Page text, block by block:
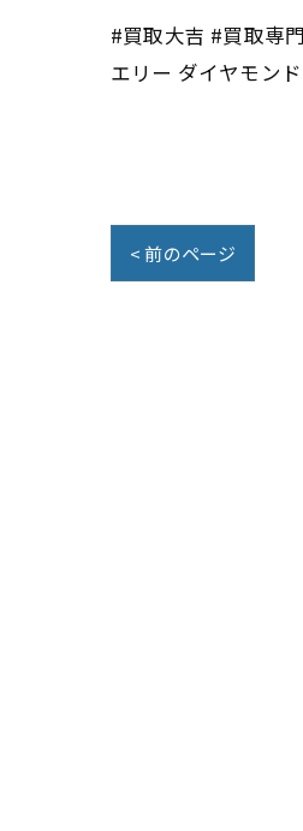
#買取大吉 #買取専
エリー ダイヤモン
< 前のページ